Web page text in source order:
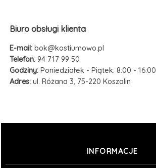
Biuro obsługi klienta
E-mail: bok@kostiumowo.pl
Telefon: 94 717 99 50
Godziny: Poniedziałek - Piątek: 8:00 - 16:00
Adres: ul. Różana 3, 75-220 Koszalin
INFORMACJE